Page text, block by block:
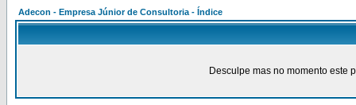
Adecon - Empresa Júnior de Consultoria - Índice
Desculpe mas no momento este